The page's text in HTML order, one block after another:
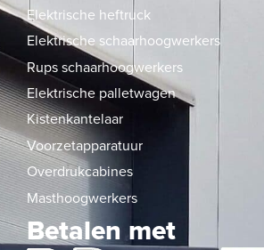
Elektrische heftruck
Elektrische schaarhoogwerkers
Rups schaarhoogwerkers
Elektrische palletwagen
Kistenkantelaar
Voorzetapparatuur
Overdrukcabines
Masthoogwerkers
Betalen met